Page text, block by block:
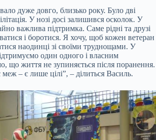
дуже довго, близько року. Було дві
У нозі досі залишився осколок. У
важлива підтримка. Саме рідні та друзі
і боротися. Я хочу, щоб кожен ветеран
наодинці зі своїми труднощами. У
один одного і власним
що життя не зупиняється після поранення.
– є лише цілі”, – ділиться Василь.